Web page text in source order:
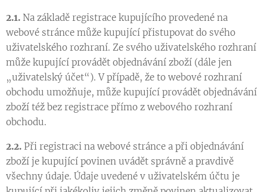
2.1. Na základě registrace kupujícího provedené na
webové stránce může kupující přistupovat do svého
uživatelského rozhraní. Ze svého uživatelského rozhraní
může kupující provádět objednávání zboží (dále jen
„uživatelský účet“). V případě, že to webové rozhraní
obchodu umožňuje, může kupující provádět objednávání
zboží též bez registrace přímo z webového rozhraní
obchodu.
2.2. Při registraci na webové stránce a při objednávání
zboží je kupující povinen uvádět správně a pravdivě
všechny údaje. Údaje uvedené v uživatelském účtu je